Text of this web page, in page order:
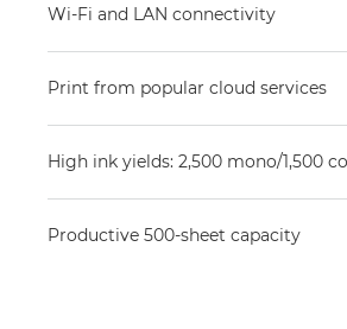
Wi-Fi and LAN connectivity
Print from popular cloud services
High ink yields: 2,500 mono/1,500
Productive 500-sheet capacity